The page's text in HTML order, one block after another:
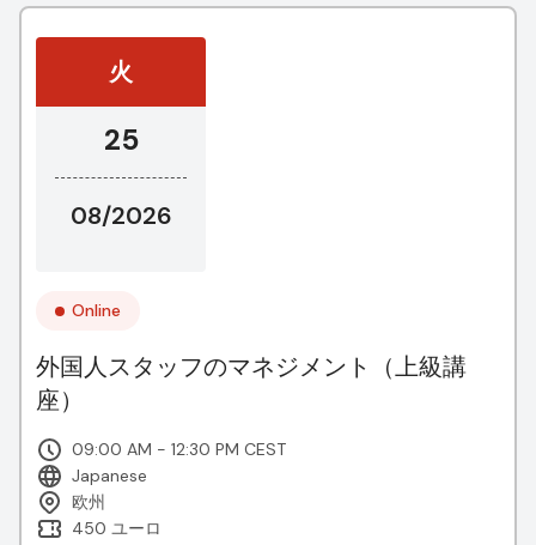
火
25
08/2026
Online
外国人スタッフのマネジメント（上級講
座）
09:00 AM - 12:30 PM CEST
Japanese
欧州
450 ユーロ